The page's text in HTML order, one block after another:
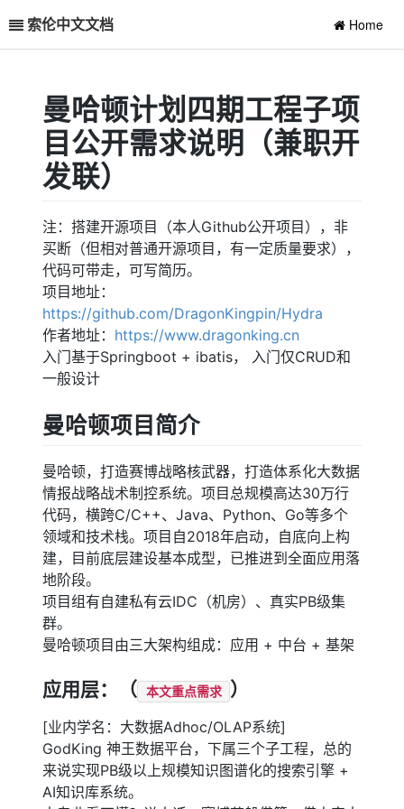
索伦中文文档 Home
曼哈顿计划四期工程子项
目公开需求说明（兼职开
发联）
注：搭建开源项目（本人Github公开项目），非
买断（但相对普通开源项目，有一定质量要求），
代码可带走，可写简历。
项目地址：
https://github.com/DragonKingpin/Hydra
作者地址： https://www.dragonking.cn
入门基于Springboot + ibatis， 入门仅CRUD和
一般设计
曼哈顿项目简介
曼哈顿，打造赛博战略核武器，打造体系化大数据
情报战略战术制控系统。项目总规模高达30万行
代码，横跨C/C++、Java、Python、Go等多个
领域和技术栈。项目自2018年启动，自底向上构
建，目前底层建设基本成型，已推进到全面应用落
地阶段。
项目组有自建私有云IDC（机房）、真实PB级集
群。
曼哈顿项目由三大架构组成：应用 + 中台 + 基架
应用层：（ 本文重点需求 ）
[业内学名：大数据Adhoc/OLAP系统]
GodKing 神王数据平台，下属三个子工程，总的
来说实现PB级以上规模知识图谱化的搜索引擎 +
AI知识库系统。